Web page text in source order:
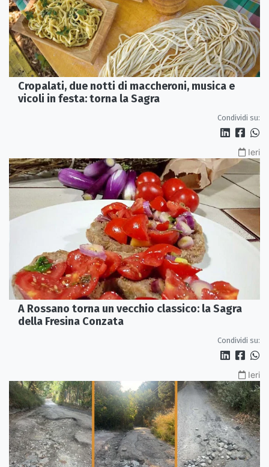
Cropalati, due notti di maccheroni, musica e
vicoli in festa: torna la Sagra
Condividi su:
Ieri
A Rossano torna un vecchio classico: la Sagra
della Fresina Conzata
Condividi su:
Ieri